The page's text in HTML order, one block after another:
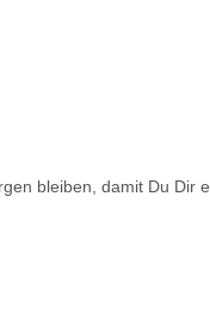
bleiben, damit Du Dir